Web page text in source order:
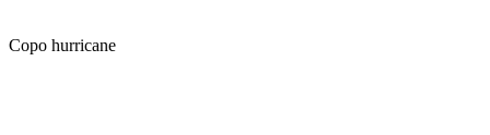
Copo hurricane